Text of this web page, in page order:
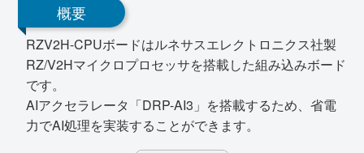
概要
RZV2H-CPUボードはルネサスエレクトロニクス社製
RZ/V2Hマイクロプロセッサを搭載した組み込みボード
です。
AIアクセラレータ「DRP-AI3」を搭載するため、省電
力でAI処理を実装することができます。